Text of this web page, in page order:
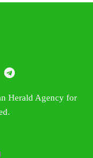
Agency for